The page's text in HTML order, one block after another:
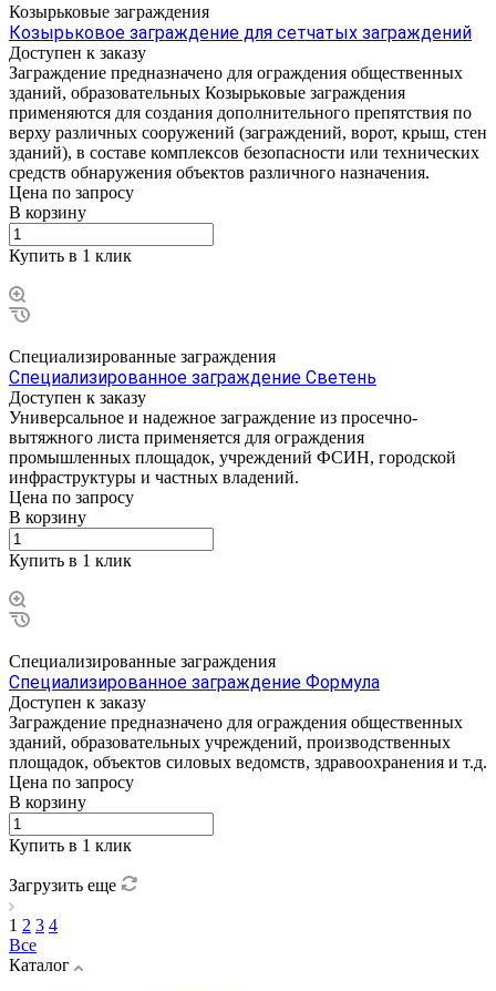
Козырьковые заграждения
Козырьковое заграждение для сетчатых заграждений
Доступен к заказу
Заграждение предназначено для ограждения общественных
зданий, образовательных Козырьковые заграждения
применяются для создания дополнительного препятствия по
верху различных сооружений (заграждений, ворот, крыш, стен
зданий), в составе комплексов безопасности или технических
средств обнаружения объектов различного назначения.
Цена по запросу
В корзину
Купить в 1 клик
Специализированные заграждения
Специализированное заграждение Светень
Доступен к заказу
Универсальное и надежное заграждение из просечно-
вытяжного листа применяется для ограждения
промышленных площадок, учреждений ФСИН, городской
инфраструктуры и частных владений.
Цена по запросу
В корзину
Купить в 1 клик
Специализированные заграждения
Специализированное заграждение Формула
Доступен к заказу
Заграждение предназначено для ограждения общественных
зданий, образовательных учреждений, производственных
площадок, объектов силовых ведомств, здравоохранения и т.д.
Цена по запросу
В корзину
Купить в 1 клик
Загрузить еще
1 2 3 4
Все
Каталог